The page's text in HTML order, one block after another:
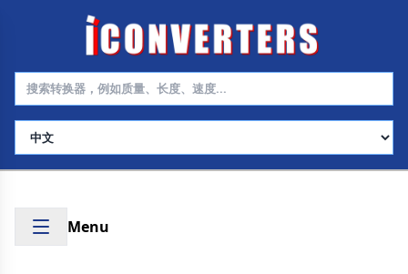
选择语言
Menu